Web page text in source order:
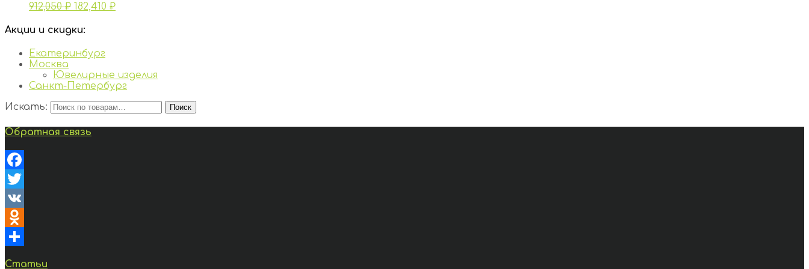
912,050₽ 182,410 ₽
Акции и скидки:
Екатеринбург
Москва
Ювелирные изделия
Санкт-Петербург
Искать:
Поиск
Обратная связь
Facebook
Twitter
VK
Odnoklassniki
Статьи